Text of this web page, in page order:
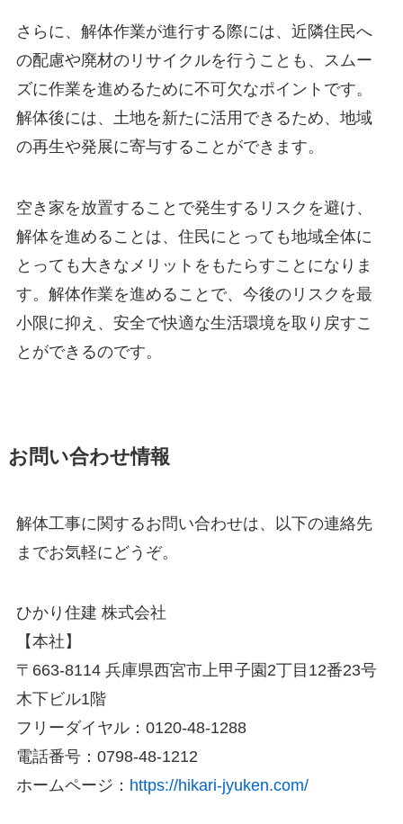
さらに、解体作業が進行する際には、近隣住民へ
の配慮や廃材のリサイクルを行うことも、スムー
ズに作業を進めるために不可欠なポイントです。
解体後には、土地を新たに活用できるため、地域
の再生や発展に寄与することができます。
空き家を放置することで発生するリスクを避け、
解体を進めることは、住民にとっても地域全体に
とっても大きなメリットをもたらすことになりま
す。解体作業を進めることで、今後のリスクを最
小限に抑え、安全で快適な生活環境を取り戻すこ
とができるのです。
お問い合わせ情報
解体工事に関するお問い合わせは、以下の連絡先
までお気軽にどうぞ。
ひかり住建 株式会社
【本社】
〒663-8114 兵庫県西宮市上甲子園2丁目12番23号
木下ビル1階
フリーダイヤル：0120-48-1288
電話番号：0798-48-1212
ホームページ： https://hikari-jyuken.com/